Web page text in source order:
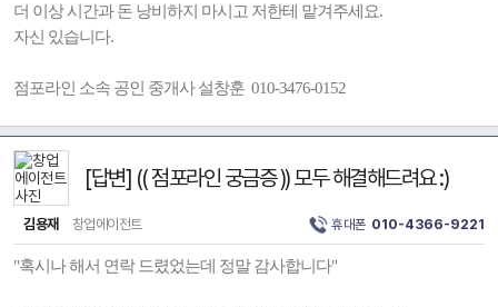
더 이상 시간과 돈 낭비하지 마시고 저한테 맡겨주세요.
자신 있습니다.
점포라인 소속 공인 중개사 설창훈 010-3476-0152
[답변] (( 점포라인 궁금증 )) 모두 해결해드려요 :)
김용재 창업에이전트 휴대폰 010-4366-9221
"혹시나 해서 연락 드렸었는데 정말 감사합니다"